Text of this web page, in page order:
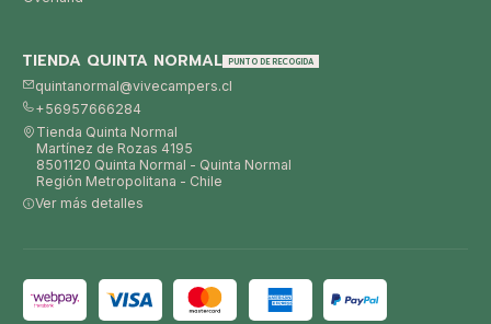
TIENDA QUINTA NORMAL PUNTO DE RECOGIDA
quintanormal@vivecampers.cl
+56957666284
Tienda Quinta Normal
Martínez de Rozas 4195
8501120 Quinta Normal - Quinta Normal
Región Metropolitana - Chile
Ver más detalles